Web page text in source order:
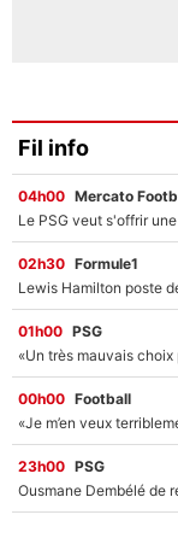
Fil info
04h00 Mercato
02h30 Formule1
01h00 PSG
00h00 Football
23h00 PSG